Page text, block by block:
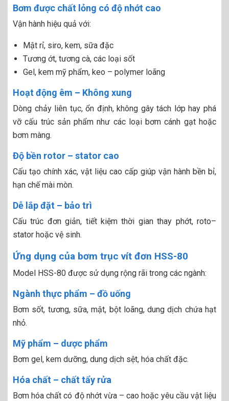
Bơm được chất lỏng có độ nhớt cao
Vận hành hiệu quả với:
Mật rỉ, siro, kem, sữa đặc
Tương ớt, tương cà, các loại sốt
Gel, kem mỹ phẩm, keo – polymer loãng
Hoạt động êm – Không xung
Dòng chảy liên tục, ổn định, không gây tách lớp hay phá
vỡ cấu trúc sản phẩm như các loại bơm cánh gạt hoặc
bơm màng.
Độ bền rotor – stator cao
Cấu tạo chính xác, vật liệu cao cấp giúp vận hành bền bỉ,
hạn chế mài mòn.
Dễ lắp đặt – bảo trì
Cấu trúc đơn giản, tiết kiệm thời gian thay phớt, roto–
stator hoặc vệ sinh.
Ứng dụng của bơm trục vít đơn HSS-80
Model HSS-80 được sử dụng rộng rãi trong các ngành:
Ngành thực phẩm – đồ uống
Bơm sốt, tương, sữa, mật, bột loãng, dung dịch chứa hạt
nhỏ.
Mỹ phẩm – dược phẩm
Bơm gel, kem dưỡng, dung dịch sệt, hóa chất đặc.
Hóa chất – chất tẩy rửa
Bơm hóa chất có độ nhớt vừa – cao hoặc yêu cầu vật liệu